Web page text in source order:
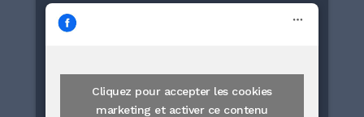
Cliquez pour accepter les cookies
marketing et activer ce contenu